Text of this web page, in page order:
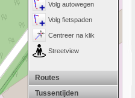
Volg autowegen
Volg fietspaden
Centreer na klik
Streetview
Routes
Tussentijden